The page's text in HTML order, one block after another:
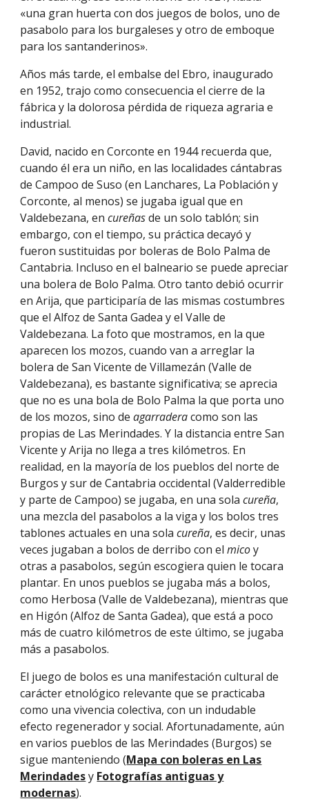
«una gran huerta con dos juegos de bolos, uno de
pasabolo para los burgaleses y otro de emboque
para los santanderinos».
Años más tarde, el embalse del Ebro, inaugurado
en 1952, trajo como consecuencia el cierre de la
fábrica y la dolorosa pérdida de riqueza agraria e
industrial.
David, nacido en Corconte en 1944 recuerda que,
cuando él era un niño, en las localidades cántabras
de Campoo de Suso (en Lanchares, La Población y
Corconte, al menos) se jugaba igual que en
Valdebezana, encureñasde un solo tablón; sin
embargo, con el tiempo, su práctica decayó y
fueron sustituidas por boleras de Bolo Palma de
Cantabria. Incluso en el balneario se puede apreciar
una bolera de Bolo Palma. Otro tanto debió ocurrir
en Arija, que participaría de las mismas costumbres
que el Alfoz de Santa Gadea y el Valle de
Valdebezana. La foto que mostramos, en la que
aparecen los mozos, cuando van a arreglar la
bolera de San Vicente de Villamezán (Valle de
Valdebezana), es bastante significativa; se aprecia
que no es una bola de Bolo Palma la que porta uno
de los mozos, sino deagarraderacomo son las
propias de Las Merindades. Y la distancia entre San
Vicente y Arija no llega a tres kilómetros. En
realidad, en la mayoría de los pueblos del norte de
Burgos y sur de Cantabria occidental (Valderredible
y parte de Campoo) se jugaba, en una solacureña,
una mezcla del pasabolos a la viga y los bolos tres
tablones actuales en una solacureña, es decir, unas
veces jugaban a bolos de derribo con elmicoy
otras a pasabolos, según escogiera quien le tocara
plantar. En unos pueblos se jugaba más a bolos,
como Herbosa (Valle de Valdebezana), mientras que
en Higón (Alfoz de Santa Gadea), que está a poco
más de cuatro kilómetros de este último, se jugaba
más a pasabolos.
El juego de bolos es una manifestación cultural de
carácter etnológico relevante que se practicaba
como una vivencia colectiva, con un indudable
efecto regenerador y social. Afortunadamente, aún
en varios pueblos de las Merindades (Burgos) se
sigue manteniendo (Mapa con boleras en Las
Merindadesy Fotografías antiguas y
modernas).